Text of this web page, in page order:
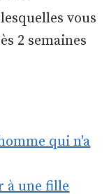
vous
2 semaines
qui n'a
à une fille